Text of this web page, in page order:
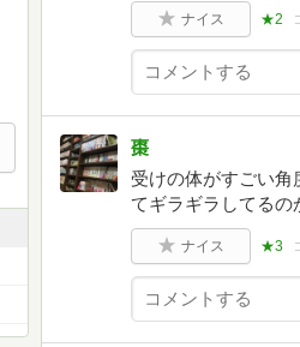
ナイス ★2
棗
受けの体がすごい
てギラギラしてるの
ナイス ★3